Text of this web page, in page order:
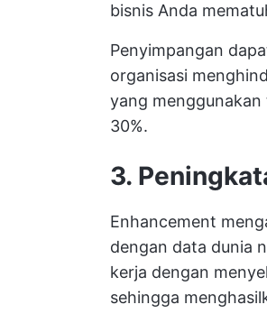
bisnis Anda
Penyimpangan
organisasi
yang
30%.
3.
Enhancement
dengan data dunia
kerja dengan
sehingga